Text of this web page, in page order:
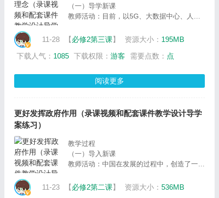
（一）导学新课
教师活动：目前，以5G、大数据中心、人工
步启动建设。旨在构建信息、融合和创新基础
力”，将会对我们的生产和生活带来深远影
一框的知识，围绕“从新基建的发展看新发展
理念”这一议题，开展议学活动。为了更好地
设置了两个分议题，分别是“探究新基建的发
展与人民福祉的关系”及“探究贯彻新发展理念
11-28 【必修2第三课】 资源大小： 195MB
下载人气： 1085 下载权限： 游客 需要点数： 点
阅读更多
更好发挥政府作用（录课视频和配套课件教学设计导学
案练习）
教学过程
（一）导入新课
教师活动：中国在发展的过程中，创造了一个
在抗击新冠疫情中取得的成就。这些成就的取
11-23 【必修2第二课】 资源大小： 536MB